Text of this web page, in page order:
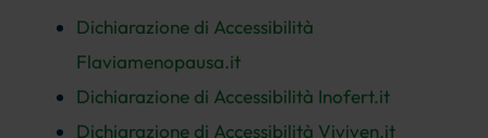
Dichiarazione di Accessibilità
Flaviamenopausa.it
Dichiarazione di Accessibilità Inofert.it
Dichiarazione di Accessibilità Viviven.it